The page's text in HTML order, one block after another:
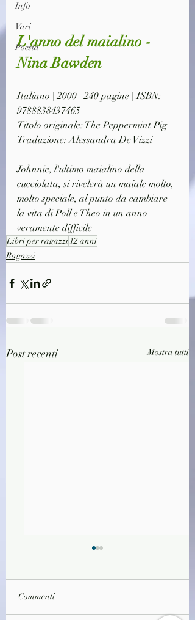
Info
Vari
Poesia
L'anno del maialino -
Nina Bawden
Italiano | 2000 | 240 pagine | ISBN:
9788838437465
Titolo originale: The Peppermint Pig
Traduzione: Alessandra De Vizzi
Johnnie, l'ultimo maialino della
cucciolata, si rivelerà un maiale molto,
molto speciale, al punto da cambiare
la vita di Poll e Theo in un anno
veramente difficile
Libri per ragazzi12 anni
Ragazzi
Post recenti Mostra tutti
Commenti